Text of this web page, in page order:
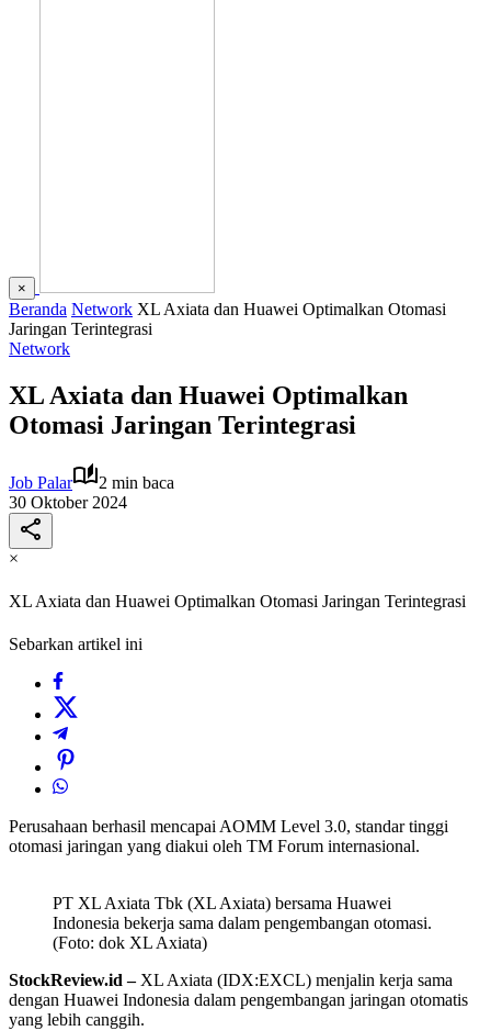
×
Beranda Network XL Axiata dan Huawei Optimalkan Otomasi
Jaringan Terintegrasi
Network
XL Axiata dan Huawei Optimalkan
Otomasi Jaringan Terintegrasi
Job Palar
2 min baca
30 Oktober 2024
×
XL Axiata dan Huawei Optimalkan Otomasi Jaringan Terintegrasi
Sebarkan artikel ini
Perusahaan berhasil mencapai AOMM Level 3.0, standar tinggi
otomasi jaringan yang diakui oleh TM Forum internasional.
PT XL Axiata Tbk (XL Axiata) bersama Huawei
Indonesia bekerja sama dalam pengembangan otomasi.
(Foto: dok XL Axiata)
StockReview.id –XL Axiata (IDX:EXCL) menjalin kerja sama
dengan Huawei Indonesia dalam pengembangan jaringan otomatis
yang lebih canggih.